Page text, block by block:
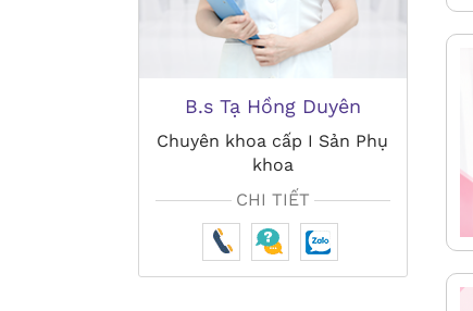
B.s Tạ Hồng Duyên
Chuyên khoa cấp I Sản Phụ
khoa
CHI TIẾT